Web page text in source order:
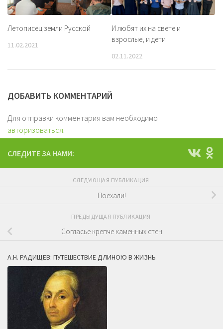
Летописец земли Русской
11.02.2021
И любят их на свете и
взрослые, и дети
02.11.2022
ДОБАВИТЬ КОММЕНТАРИЙ
Для отправки комментария вам необходимо
авторизоваться
СЛЕДИТЕ ЗА НАМИ:
СЛЕДУЮЩАЯ ПУБЛИКАЦИЯ
Поехали!
ПРЕДЫДУЩАЯ ПУБЛИКАЦИЯ
Согласье крепче каменных стен
А.Н. РАДИЩЕВ: ПУТЕШЕСТВИЕ ДЛИНОЮ В ЖИЗНЬ